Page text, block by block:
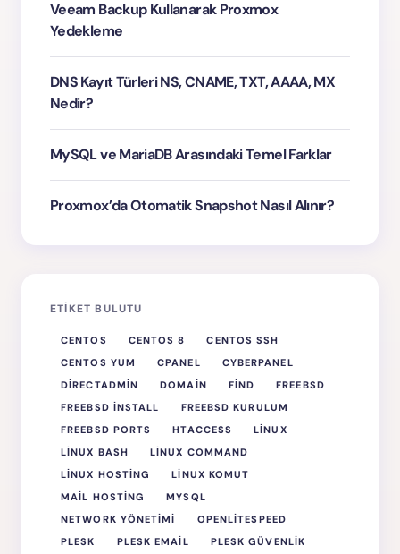
Veeam Backup Kullanarak Proxmox
Yedekleme
DNS Kayıt Türleri NS, CNAME, TXT, AAAA, MX
Nedir?
MySQL ve MariaDB Arasındaki Temel Farklar
Proxmox’da Otomatik Snapshot Nasıl Alınır?
ETIKET BULUTU
CENTOS CENTOS 8
CENTOS SSH
CENTOS YUM
CPANEL
CYBERPANEL
DIRECTADMIN
DOMAIN FIND
FREEBSD
FREEBSD INSTALL
FREEBSD KURULUM
FREEBSD PORTS
HTACCESS
LINUX
LINUX BASH
LINUX COMMAND
LINUX HOSTING
LINUX KOMUT
MAIL HOSTING
MYSQL
NETWORK YÖNETIMI
OPENLITESPEED
PLESK
PLESK EMAIL
PLESK GÜVENLIK